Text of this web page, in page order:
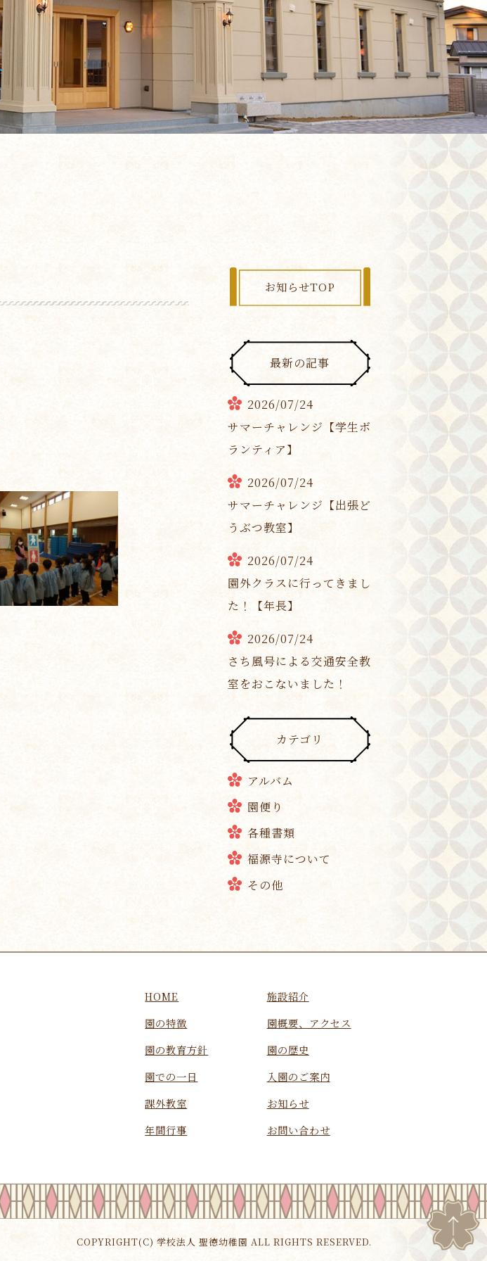
お知らせTOP
最新の記事
2026/07/24
サマーチャレンジ【学生ボ
ランティア】
2026/07/24
サマーチャレンジ【出張ど
うぶつ教室】
2026/07/24
園外クラスに行ってきまし
た！【年長】
2026/07/24
さち風号による交通安全教
室をおこないました！
カテゴリ
アルバム
園便り
各種書類
福源寺について
その他
HOME
園の特徴
園の教育方針
園での一日
課外教室
年間行事
施設紹介
園概要、アクセス
園の歴史
入園のご案内
お知らせ
お問い合わせ
COPYRIGHT(C) 学校法人 聖徳幼稚園 ALL RIGHTS RESERVED.